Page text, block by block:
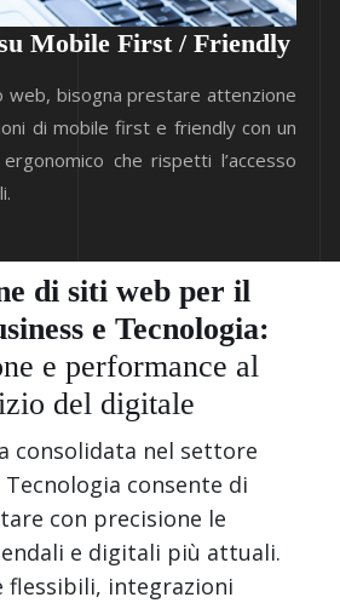
Mobile First / Friendly
web, bisogna prestare attenzione
di mobile first e friendly con un
che rispetti l’accesso
di siti web per il
e Tecnologia:
e performance al
del digitale
consolidata nel settore
Tecnologia consente di
con precisione le
e digitali più attuali.
integrazioni